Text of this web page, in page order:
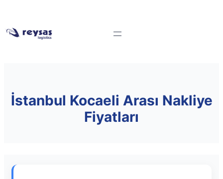
İstanbul Kocaeli Arası Nakliye
Fiyatları